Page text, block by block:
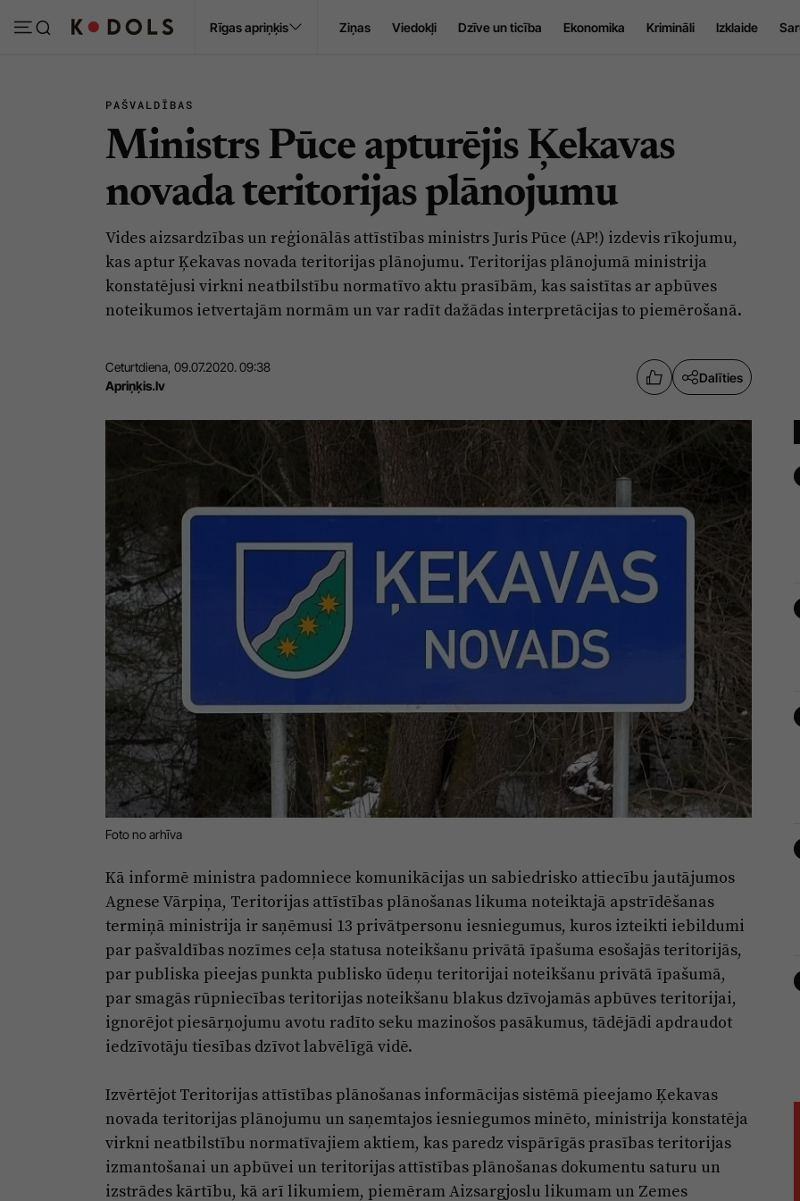
Rīgas apriņķis Ziņas Viedokļi Dzīve un ticība Ekonomika Krimināli Izklaide
PAŠVALDĪBAS
Ministrs Pūce apturējis Ķekavas
novada teritorijas plānojumu
Vides aizsardzības un reģionālās attīstības ministrs Juris Pūce (AP!) izdevis rīkojumu,
kas aptur Ķekavas novada teritorijas plānojumu. Teritorijas plānojumā ministrija
konstatējusi virkni neatbilstību normatīvo aktu prasībām, kas saistītas ar apbūves
noteikumos ietvertajām normām un var radīt dažādas interpretācijas to piemērošanā.
Ceturtdiena, 09.07.2020. 09:38
Apriņķis.lv
Dalīties
Foto no arhīva
Kā informē ministra padomniece komunikācijas un sabiedrisko attiecību jautājumos
Agnese Vārpiņa, Teritorijas attīstības plānošanas likuma noteiktajā apstrīdēšanas
termiņā ministrija ir saņēmusi 13 privātpersonu iesniegumus, kuros izteikti iebildumi
par pašvaldības nozīmes ceļa statusa noteikšanu privātā īpašuma esošajās teritorijās,
par publiska pieejas punkta publisko ūdeņu teritorijai noteikšanu privātā īpašumā,
par smagās rūpniecības teritorijas noteikšanu blakus dzīvojamās apbūves teritorijai,
ignorējot piesārņojumu avotu radīto seku mazinošos pasākumus, tādējādi apdraudot
iedzīvotāju tiesības dzīvot labvēlīgā vidē.
Izvērtējot Teritorijas attīstības plānošanas informācijas sistēmā pieejamo Ķekavas
novada teritorijas plānojumu un saņemtajos iesniegumos minēto, ministrija konstatēja
virkni neatbilstību normatīvajiem aktiem, kas paredz vispārīgās prasības teritorijas
izmantošanai un apbūvei un teritorijas attīstības plānošanas dokumentu saturu un
izstrādes kārtību, kā arī likumiem, piemēram Aizsargjoslu likumam un Zemes